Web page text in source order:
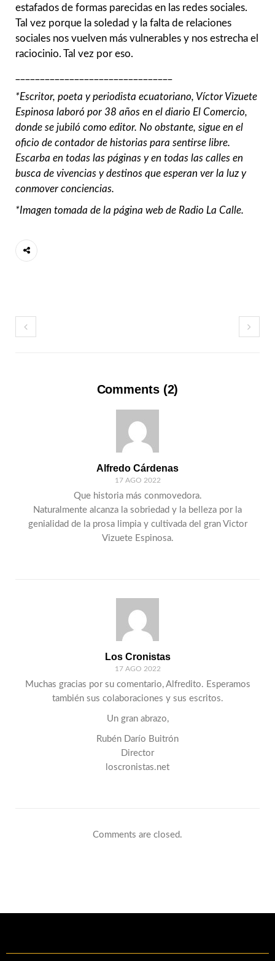
estafados de formas parecidas en las redes sociales.
Tal vez porque la soledad y la falta de relaciones
sociales nos vuelven más vulnerables y nos estrecha el
raciocinio. Tal vez por eso.
*Escritor, poeta y periodista ecuatoriano, Víctor Vizuete
Espinosa laboró por 38 años en el diario El Comercio,
donde se jubiló como editor. No obstante, sigue en el
oficio de contador de historias para sentirse libre.
Escarba en todas las páginas y en todas las calles en
busca de vivencias y destinos que esperan ver la luz y
conmover conciencias.
*Imagen tomada de la página web de Radio La Calle.
Comments (2)
Alfredo Cárdenas
17 AGO 2022
Que historia más conmovedora.
Naturalmente alcanza la sobriedad y la belleza por la
genialidad de la prosa limpia y cultivada del gran Victor
Vizuete Espinosa.
Los Cronistas
17 AGO 2022
Muchas gracias por su comentario, Alfredito. Esperamos
también sus colaboraciones y sus escritos.
Un gran abrazo,
Rubén Darío Buitrón
Director
loscronistas.net
Comments are closed.